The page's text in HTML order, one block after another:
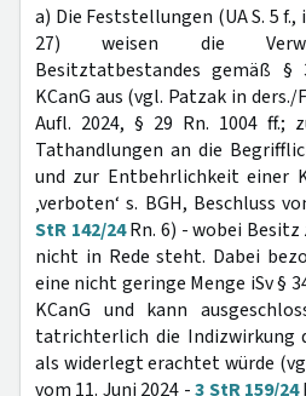
a) Die Feststellungen (UA S. 5 f.,
27) weisen die
Besitztatbestandes gemäß §
KCanG aus (vgl. Patzak in ders./
Aufl. 2024, § 29 Rn. 1004 ff.;
Tathandlungen an die
und zur Entbehrlichkeit einer
‚verboten‘ s. BGH, Beschluss
StR 142/24Rn. 6) - wobei
nicht in Rede steht. Dabei
eine nicht geringe Menge iSv §
KCanG und kann
tatrichterlich die Indizwirkung
als widerlegt erachtet würde
vom 11. Juni 2024 -3 StR 159/24